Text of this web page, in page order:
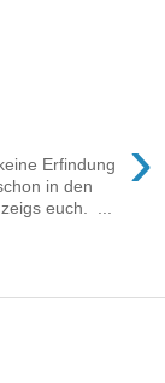
›
Erfindung
in den
euch. ...